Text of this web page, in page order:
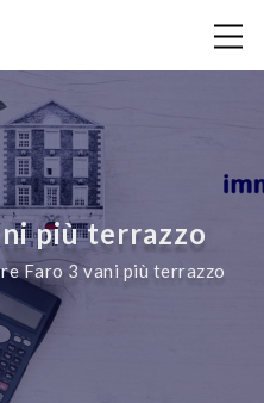
più terrazzo
Faro 3 vani più terrazzo